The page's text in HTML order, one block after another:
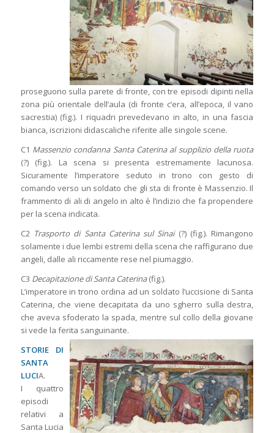
proseguono sulla parete di fronte, con tre episodi dipinti nella
zona più orientale dell’aula (di fronte c’era, all’epoca, il vano
sacrestia) (fig.). I riquadri prevedevano in alto, in una fascia
bianca, iscrizioni didascaliche riferite alle singole scene.
C1 Massenzio condanna Santa Caterina al supplizio della ruota
(?) (fig.). La scena si presenta estremamente lacunosa.
Sicuramente l’imperatore seduto in trono con gesto di
comando verso un soldato che gli sta di fronte è Massenzio. Il
frammento di ali di angelo in alto è l’indizio che fa propendere
per la scena indicata.
C2 Trasporto di Santa Caterina sul Sinai (?) (fig.). Rimangono
solamente i due lembi estremi della scena che raffigurano due
angeli, dalle ali riccamente rese nel piumaggio.
C3 Decapitazione di Santa Caterina(fig.).
L’imperatore in trono ordina ad un soldato l’uccisione di Santa
Caterina, che viene decapitata da uno sgherro sulla destra,
che aveva sfoderato la spada, mentre sul collo della giovane
si vede la ferita sanguinante.
STORIE DI
SANTA
LUCIA.
I quattro
episodi
relativi a
Santa Lucia